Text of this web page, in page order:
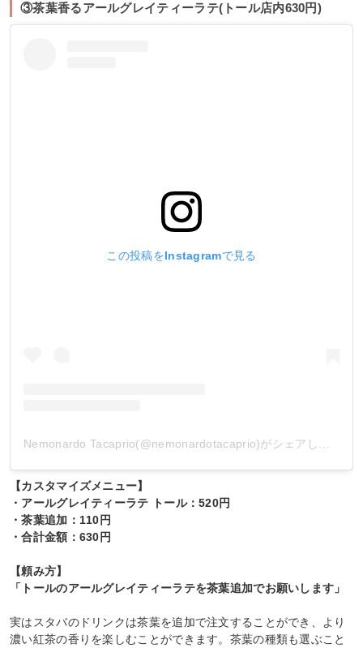
③茶葉香るアールグレイティーラテ(トール店内630円)
この投稿をInstagramで見る
【カスタマイズメニュー】
・アールグレイティーラテ トール：520円
・茶葉追加：110円
・合計金額：630円
【頼み方】
「トールのアールグレイティーラテを茶葉追加でお願いします」
実はスタバのドリンクは茶葉を追加で注文することができ、より
濃い紅茶の香りを楽しむことができます。茶葉の種類も選ぶこと